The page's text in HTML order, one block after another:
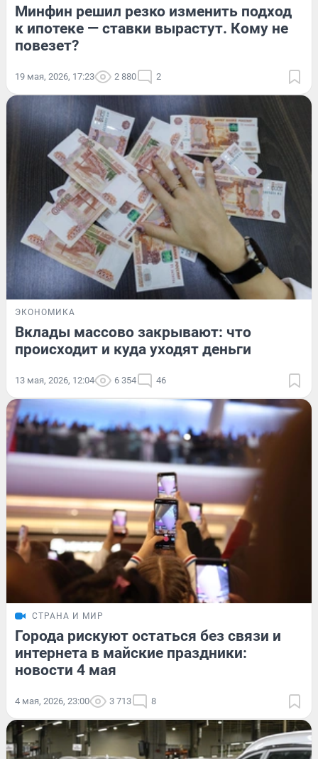
Минфин решил резко изменить подход
к ипотеке — ставки вырастут. Кому не
повезет?
19 мая, 2026, 17:23 2 880 2
ЭКОНОМИКА
Вклады массово закрывают: что
происходит и куда уходят деньги
13 мая, 2026, 12:04 6 354 46
СТРАНА И МИР
Города рискуют остаться без связи и
интернета в майские праздники:
новости 4 мая
4 мая, 2026, 23:00 3 713 8